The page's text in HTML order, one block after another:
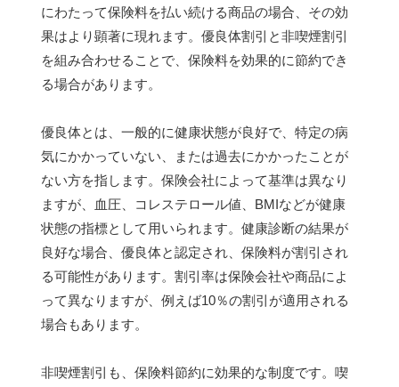
にわたって保険料を払い続ける商品の場合、その効
果はより顕著に現れます。優良体割引と非喫煙割引
を組み合わせることで、保険料を効果的に節約でき
る場合があります。
優良体とは、一般的に健康状態が良好で、特定の病
気にかかっていない、または過去にかかったことが
ない方を指します。保険会社によって基準は異なり
ますが、血圧、コレステロール値、BMIなどが健康
状態の指標として用いられます。健康診断の結果が
良好な場合、優良体と認定され、保険料が割引され
る可能性があります。割引率は保険会社や商品によ
って異なりますが、例えば10％の割引が適用される
場合もあります。
非喫煙割引も、保険料節約に効果的な制度です。喫